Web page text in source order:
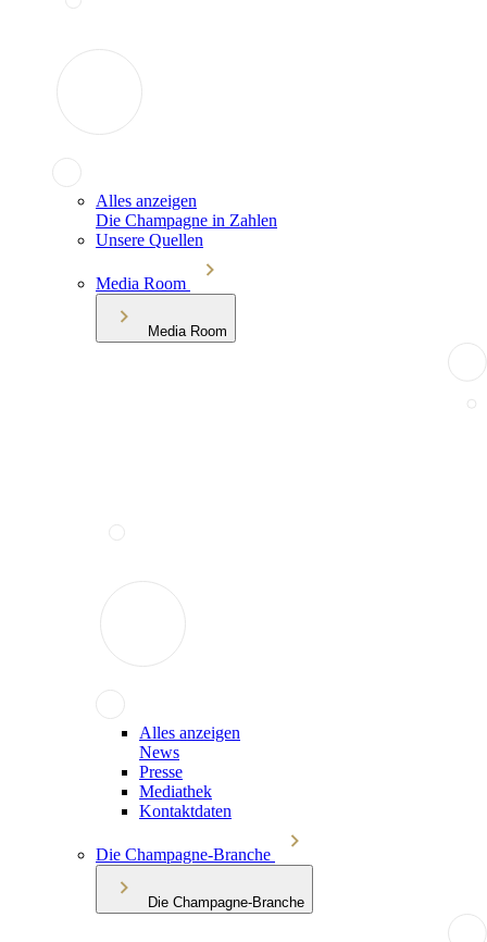
Alles anzeigen
Die Champagne in Zahlen
Unsere Quellen
Media Room
Media Room
Alles anzeigen
News
Presse
Mediathek
Kontaktdaten
Die Champagne-Branche
Die Champagne-Branche